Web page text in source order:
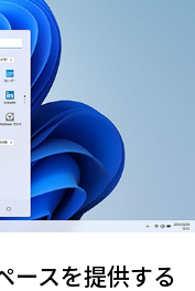
ースを提供する